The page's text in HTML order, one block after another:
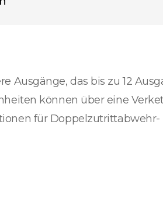
das bis zu 12
können über eine
für Doppelzutrittabwehr-